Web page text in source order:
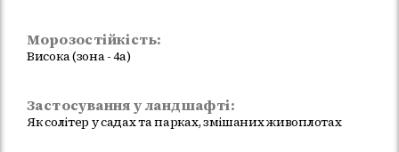
Морозостійкість:
Висока (зона - 4а)
Застосування у ландшафті:
Як солітер у садах та парках, змішаних живоплотах